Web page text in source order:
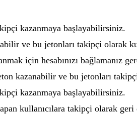
kazanmaya başlayabilirsiniz.
ve bu jetonları takipçi olarak
için hesabınızı bağlamanız
kazanabilir ve bu jetonları
kazanmaya başlayabilirsiniz.
kullanıcılara takipçi olarak